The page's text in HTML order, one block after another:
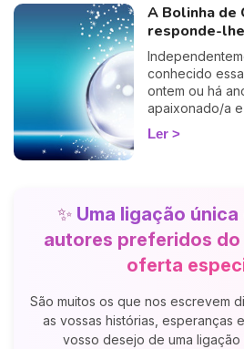
A Bolinha de
responde-
conhecido
ontem ou há
apaixonado/a
telefonema ou
sentimentos
pensar em si
momento?
Ler
✨ Uma ligação
autores preferidos
oferta
São muitos os que nos escrevem
as vossas histórias, esperanças
vosso desejo de uma ligação